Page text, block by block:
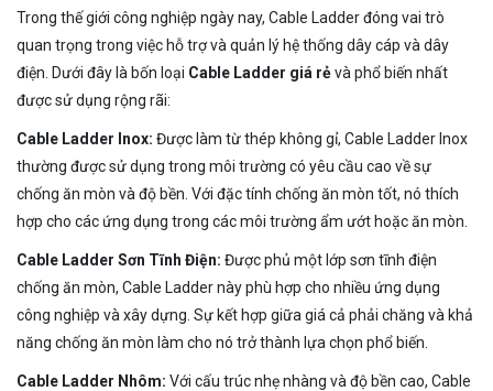
Trong thế giới công nghiệp ngày nay, Cable Ladder đóng vai trò
quan trọng trong việc hỗ trợ và quản lý hệ thống dây cáp và dây
điện. Dưới đây là bốn loại Cable Ladder giá rẻvà phổ biến nhất
được sử dụng rộng rãi:
Cable Ladder Inox: Được làm từ thép không gỉ, Cable Ladder Inox
thường được sử dụng trong môi trường có yêu cầu cao về sự
chống ăn mòn và độ bền. Với đặc tính chống ăn mòn tốt, nó thích
hợp cho các ứng dụng trong các môi trường ẩm ướt hoặc ăn mòn.
Cable Ladder Sơn Tĩnh Điện: Được phủ một lớp sơn tĩnh điện
chống ăn mòn, Cable Ladder này phù hợp cho nhiều ứng dụng
công nghiệp và xây dựng. Sự kết hợp giữa giá cả phải chăng và khả
năng chống ăn mòn làm cho nó trở thành lựa chọn phổ biến.
Cable Ladder Nhôm: Với cấu trúc nhẹ nhàng và độ bền cao, Cable